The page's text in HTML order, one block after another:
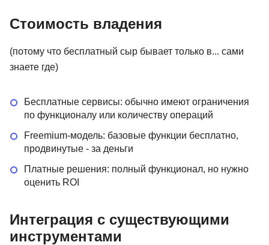
Стоимость владения
(потому что бесплатный сыр бывает только в... сами
знаете где)
Бесплатные сервисы: обычно имеют ограничения
по функционалу или количеству операций
Freemium-модель: базовые функции бесплатно,
продвинутые - за деньги
Платные решения: полный функционал, но нужно
оценить ROI
Интеграция с существующими
инструментами